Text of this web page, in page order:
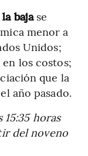
bajase
menor a
Unidos;
los costos;
que la
año pasado.
horas
del noveno